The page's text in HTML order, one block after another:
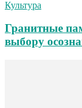
Культура
Гранитные
выбору